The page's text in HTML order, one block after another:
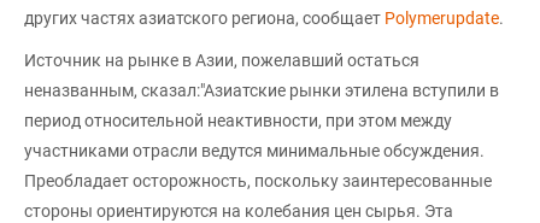
других частях азиатского региона, сообщает Polymerupdate.
Источник на рынке в Азии, пожелавший остаться
неназванным, сказал:"Азиатские рынки этилена вступили в
период относительной неактивности, при этом между
участниками отрасли ведутся минимальные обсуждения.
Преобладает осторожность, поскольку заинтересованные
стороны ориентируются на колебания цен сырья. Эта